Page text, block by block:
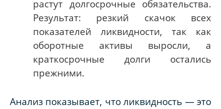
растут долгосрочные обязательства.
Результат: резкий скачок всех
показателей ликвидности, так как
оборотные активы выросли, а
краткосрочные долги остались
прежними.
Анализ показывает, что ликвидность — это